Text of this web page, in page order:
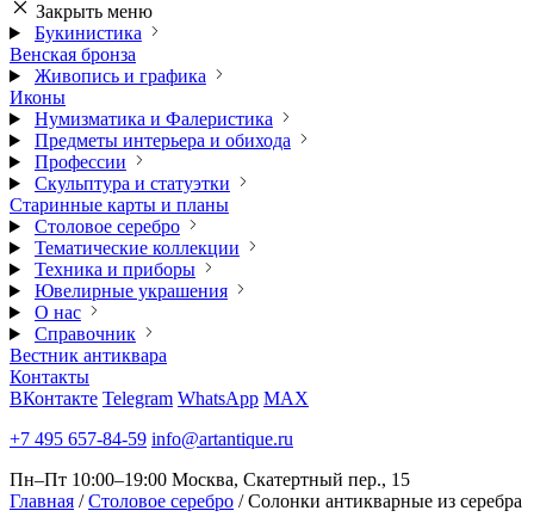
Закрыть меню
Букинистика
Венская бронза
Живопись и графика
Иконы
Нумизматика и Фалеристика
Предметы интерьера и обихода
Профессии
Скульптура и статуэтки
Старинные карты и планы
Столовое серебро
Тематические коллекции
Техника и приборы
Ювелирные украшения
О нас
Справочник
Вестник антиквара
Контакты
ВКонтакте Telegram WhatsApp MAX
+7 495 657-84-59 info@artantique.ru
Пн–Пт 10:00–19:00 Москва, Скатертный пер., 15
Главная / Столовое серебро / Солонки антикварные из серебра